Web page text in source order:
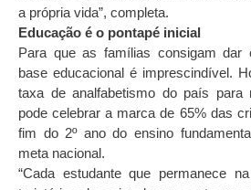
a própria vida”, completa.
Educação é o pontapé inicial
Para que as famílias consigam dar
base educacional é imprescindível.
taxa de analfabetismo do país
pode celebrar a marca de 65% das
fim do 2º ano do ensino
meta nacional.
“Cada estudante que permanece